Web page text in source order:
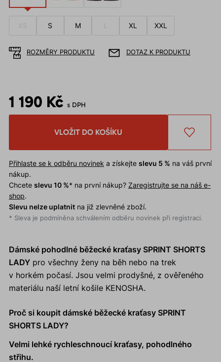
XS S M XL XXL
ROZMĚRY PRODUKTU DOTAZ K PRODUKTU
1 190 Kč s DPH
VLOŽIT DO KOŠÍKU
Přihlaste se k odběru novinek a získejte slevu 5 % na váš první
nákup.
Chcete slevu 10 %* na první nákup? Zaregistrujte se na náš e-
shop.
Slevu nelze uplatnitna již zlevněné zboží.
* Sleva je podmíněna schválením odběru novinek při registraci.
Dámské pohodlné běžecké kraťasy SPRINT SHORTS
LADYpro všechny ženy na běh nebo na trek
v horkém počasí. Jsou velmi prodyšné, z ověřeného
materiálu naší letní košile KENOSHA.
Proč si koupit dámské běžecké kraťasy SPRINT
SHORTS LADY?
Velmi lehké rychleschnoucí kraťasy, pohodlného
střihu.